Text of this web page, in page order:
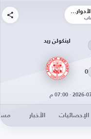
دوري أبطال أوروبا | الأدوار الإقصائية
0
لينكولن ريد
الإحصائيات الأخبار